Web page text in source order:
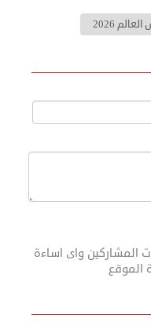
2026
المشاركين واى اساءة
الموقع